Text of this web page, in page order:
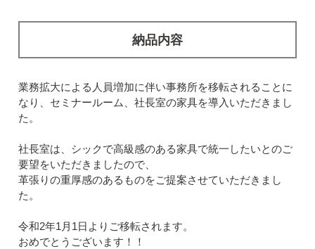
納品内容
業務拡大による人員増加に伴い事務所を移転されることに
なり、セミナールーム、社長室の家具を導入いただきまし
た。
社長室は、シックで高級感のある家具で統一したいとのご
要望をいただきましたので、
革張りの重厚感のあるものをご提案させていただきまし
た。
令和2年1月1日よりご移転されます。
おめでとうございます！！